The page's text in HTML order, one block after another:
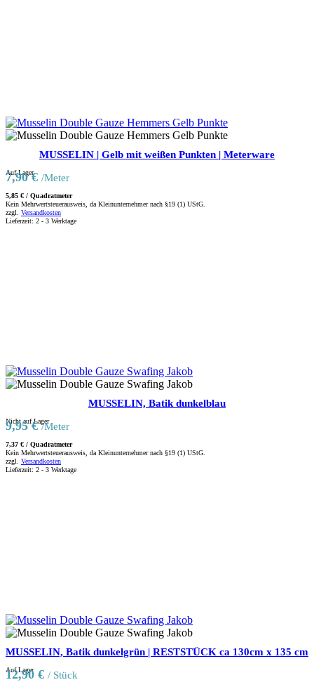
MUSSELIN | Gelb mit weißen Punkten | Meterware
Auf Lager
7,90€ /Meter
5,85 € / Quadratmeter
Kein Mehrwertsteuerausweis, da Kleinunternehmer nach §19 (1) UStG.
zzgl. Versandkosten
Lieferzeit: 2 - 3 Werktage
MUSSELIN, Batik dunkelblau
Nicht auf Lager
9,95€ /Meter
7,37 € / Quadratmeter
Kein Mehrwertsteuerausweis, da Kleinunternehmer nach §19 (1) UStG.
zzgl. Versandkosten
Lieferzeit: 2 - 3 Werktage
MUSSELIN, Batik dunkelgrün | RESTSTÜCK ca 130cm x 135 cm
Auf Lager
12,90 € / Stück